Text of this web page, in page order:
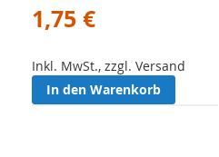
1,75 €
Inkl. MwSt., zzgl. Versand
In den Warenkorb